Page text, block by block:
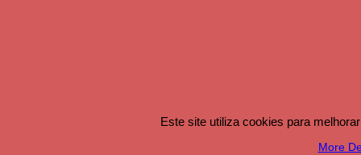
Este site utiliza cookies para
More